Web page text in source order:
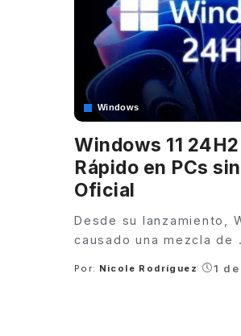
Windows
Windows 11
Rápido en PCs
Oficial
Desde su lanzamiento,
causado una mezcla de
Posted
Por: Nicole Rodríguez 1